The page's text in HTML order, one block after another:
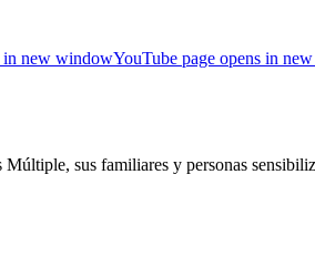
in new windowYouTube page opens in
sus familiares y personas